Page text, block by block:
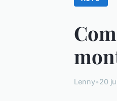
Lenny•20